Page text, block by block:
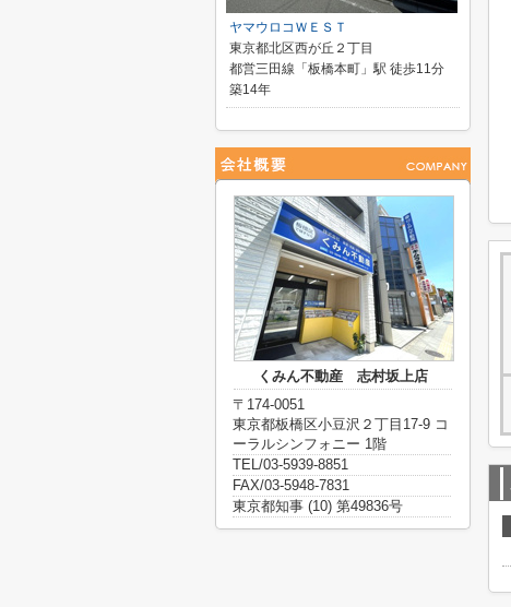
ヤマウロコＷＥＳＴ
東京都北区西が丘２丁目
都営三田線「板橋本町」駅 徒歩11分
築14年
くみん不動産 志村坂上店
〒174-0051
東京都板橋区小豆沢２丁目17-9 コ
ーラルシンフォニー 1階
TEL/03-5939-8851
FAX/03-5948-7831
東京都知事 (10) 第49836号